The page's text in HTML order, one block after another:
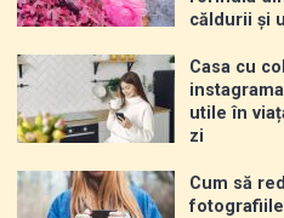
căldurii și
Casa cu
utile în
zi
Cum să